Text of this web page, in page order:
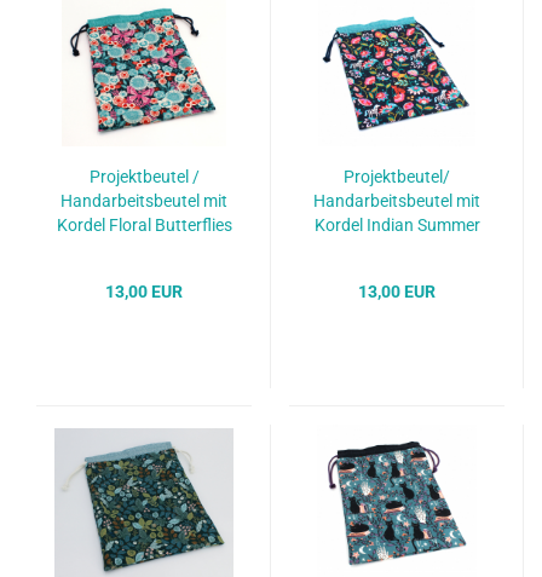
Projektbeutel /
Handarbeitsbeutel mit
Kordel Floral Butterflies
13,00 EUR
Projektbeutel/
Handarbeitsbeutel mit
Kordel Indian Summer
13,00 EUR